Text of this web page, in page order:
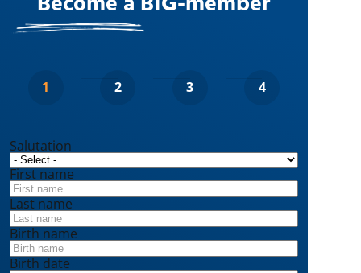
Salutation
First name
Last name
Birth name
Birth date